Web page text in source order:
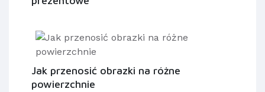
Jak przenosić obrazki na różne
powierzchnie